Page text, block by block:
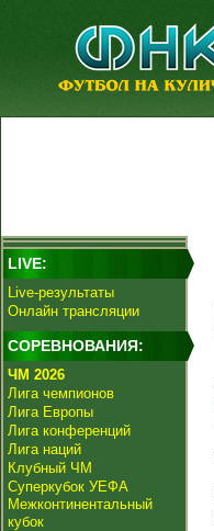
LIVE:
Live-результаты
Онлайн трансляции
СОРЕВНОВАНИЯ:
ЧМ 2026
Лига чемпионов
Лига Европы
Лига конференций
Лига наций
Клубный ЧМ
Суперкубок УЕФА
Межконтинентальный
кубок